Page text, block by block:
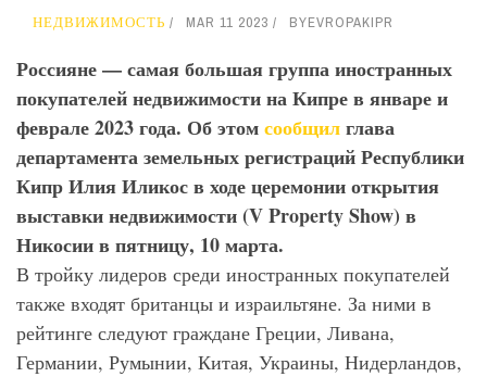
НЕДВИЖИМОСТЬ MAR 11 2023 BYEVROPAKIPR
Россияне — самая большая группа иностранных
покупателей недвижимости на Кипре в январе и
феврале 2023 года. Об этомсообщилглава
департамента земельных регистраций Республики
Кипр Илия Иликос в ходе церемонии открытия
выставки недвижимости (VPropertyShow) в
Никосии в пятницу, 10 марта.
В тройку лидеров среди иностранных покупателей
также входят британцы и израильтяне. За ними в
рейтинге следуют граждане Греции, Ливана,
Германии, Румынии, Китая, Украины, Нидерландов,